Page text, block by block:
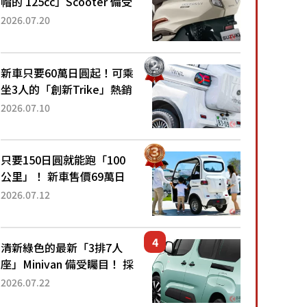
矚目！採用全新流線設計與
已陸續開始出口的新款
「B...
2026.07.20
新車只要60萬日圓起！可乘
坐3人的「創新Trike」熱銷
大賣成為人氣車款！「養車
日圓就能跑100公里」「小
朋友坐得...
2026.07.10
只要150日圓就能跑「100
公里」！ 新車售價69萬日
圓的「3人座」Trike大受歡
為何能迅速熱賣？
2026.07.12
清新綠色的最新「3排7人
座」Minivan 備受矚目！ 採
用全長4.7公尺剛剛好的車
2026.07.22